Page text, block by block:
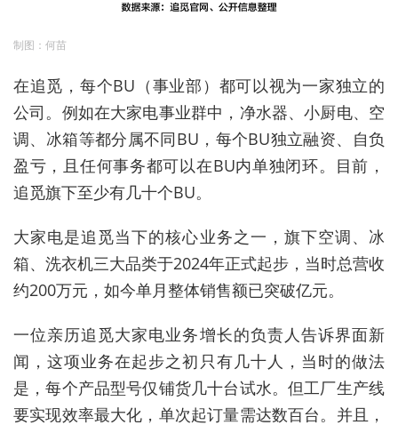
制图：何苗
在追觅，每个BU（事业部）都可以视为一家独立的
公司。例如在大家电事业群中，净水器、小厨电、空
调、冰箱等都分属不同BU，每个BU独立融资、自负
盈亏，且任何事务都可以在BU内单独闭环。目前，
追觅旗下至少有几十个BU。
大家电是追觅当下的核心业务之一，旗下空调、冰
箱、洗衣机三大品类于2024年正式起步，当时总营收
约200万元，如今单月整体销售额已突破亿元。
一位亲历追觅大家电业务增长的负责人告诉界面新
闻，这项业务在起步之初只有几十人，当时的做法
是，每个产品型号仅铺货几十台试水。但工厂生产线
要实现效率最大化，单次起订量需达数百台。并且，